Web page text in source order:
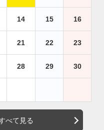
14 15 16
21 22 23
28 29 30
べて見る